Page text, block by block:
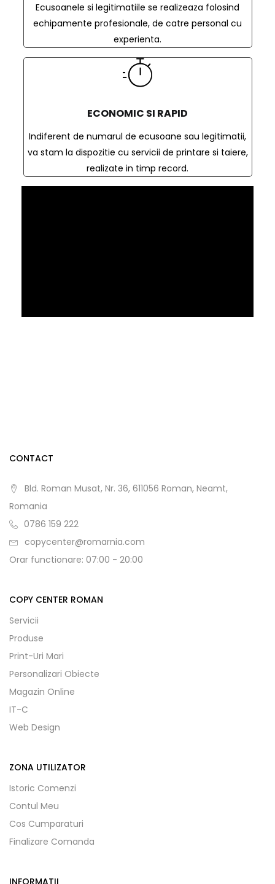
Ecusoanele si legitimatiile se realizeaza folosind
echipamente profesionale, de catre personal cu
experienta.
ECONOMIC SI RAPID
Indiferent de numarul de ecusoane sau legitimatii,
va stam la dispozitie cu servicii de printare si taiere,
realizate in timp record.
CONTACT
Bld. Roman Musat, Nr. 36, 611056 Roman, Neamt,
Romania
0786 159 222
copycenter@romarnia.com
Orar functionare: 07:00 - 20:00
COPY CENTER ROMAN
Servicii
Produse
Print-Uri Mari
Personalizari Obiecte
Magazin Online
IT-C
Web Design
ZONA UTILIZATOR
Istoric Comenzi
Contul Meu
Cos Cumparaturi
Finalizare Comanda
INFORMATII